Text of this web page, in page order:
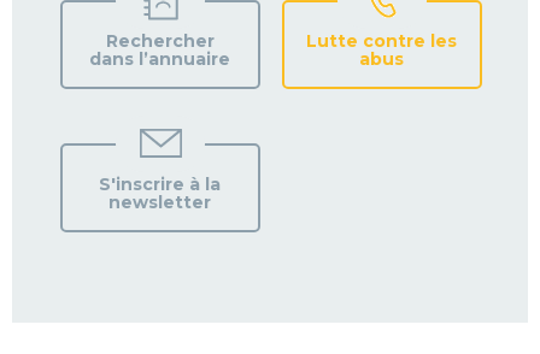
Rechercher
dans l’annuaire
Lutte contre les
abus
S'inscrire à la
newsletter